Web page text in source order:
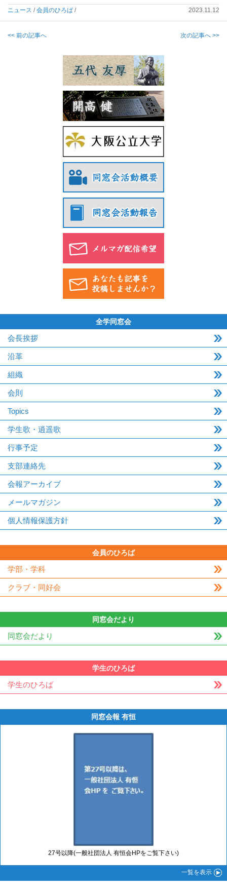
ニュース /会員のひろば / 2023.11.12
<< 前の記事へ 次の記事へ >>
全学同窓会
会長挨拶
沿革
組織
会則
Topics
学生歌・逍遥歌
行事予定
支部連絡先
会報アーカイブ
メールマガジン
個人情報保護方針
会員のひろば
学部・学科
クラブ・同好会
同窓会だより
同窓会だより
学生のひろば
学生のひろば
同窓会報 有恒
27号以降(一般社団法人 有恒会HPをご覧下さい)
一覧を表示